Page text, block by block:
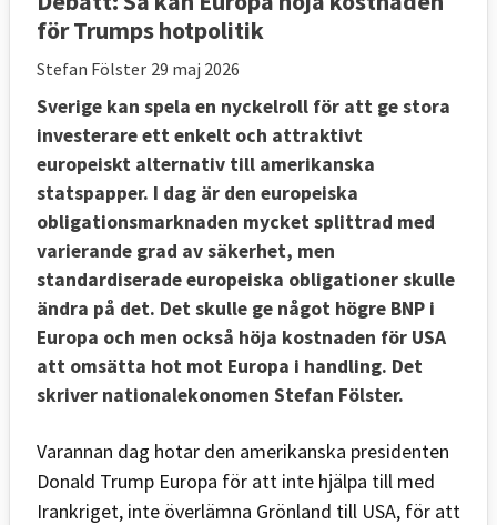
för Trumps hotpolitik
Stefan Fölster 29 maj 2026
Sverige kan spela en nyckelroll för att ge stora
investerare ett enkelt och attraktivt
europeiskt alternativ till amerikanska
statspapper. I dag är den europeiska
obligationsmarknaden mycket splittrad med
varierande grad av säkerhet, men
standardiserade europeiska obligationer skulle
ändra på det. Det skulle ge något högre BNP i
Europa och men också höja kostnaden för USA
att omsätta hot mot Europa i handling. Det
skriver nationalekonomen Stefan Fölster.
Varannan dag hotar den amerikanska presidenten
Donald Trump Europa för att inte hjälpa till med
Irankriget, inte överlämna Grönland till USA, för att